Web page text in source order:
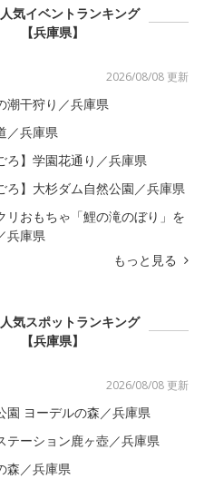
気イベントランキング
【兵庫県】
2026/08/08 更新
潮干狩り／兵庫県
／兵庫県
ろ】学園花通り／兵庫県
ろ】大杉ダム自然公園／兵庫県
リおもちゃ「鯉の滝のぼり」を
兵庫県
もっと見る
気スポットランキング
【兵庫県】
2026/08/08 更新
園 ヨーデルの森／兵庫県
テーション鹿ヶ壺／兵庫県
森／兵庫県